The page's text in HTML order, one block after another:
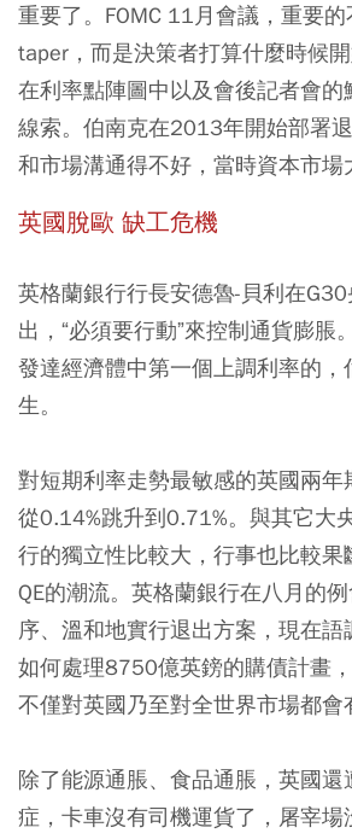
重要了。FOMC 11月會議，重要
taper，而是決策者打算什麼時候
在利率點陣圖中以及會後記者會
線索。伯南克在2013年開始部署
和市場溝通得不好，當時資本市場
英國脫歐 缺工危機
英格蘭銀行行長安德魯-貝利在
出，“必須要行動”來控制通貨膨脹
發達經濟體中第一個上調利率的，
生。
對短期利率走勢最敏感的英國兩年
從0.14%跳升到0.71%。與其它大
行的獨立性比較大，行事也比較果
QE的潮流。英格蘭銀行在八月的
序、溫和地實行退出方案，現在語
如何處理8750億英鎊的購債計畫
不僅對英國乃至對全世界市場都會
除了能源通脹、食品通脹，英國還
症，卡車沒有司機運貨了，屠宰